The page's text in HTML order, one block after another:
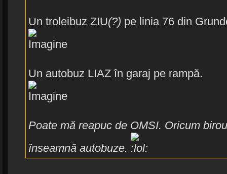
Un troleibuz ZIU(?) pe linia 76 din
Un autobuz LIAZ în garaj pe rampă.
Poate mă reapuc de OMSI. Oricum
înseamnă autobuze.